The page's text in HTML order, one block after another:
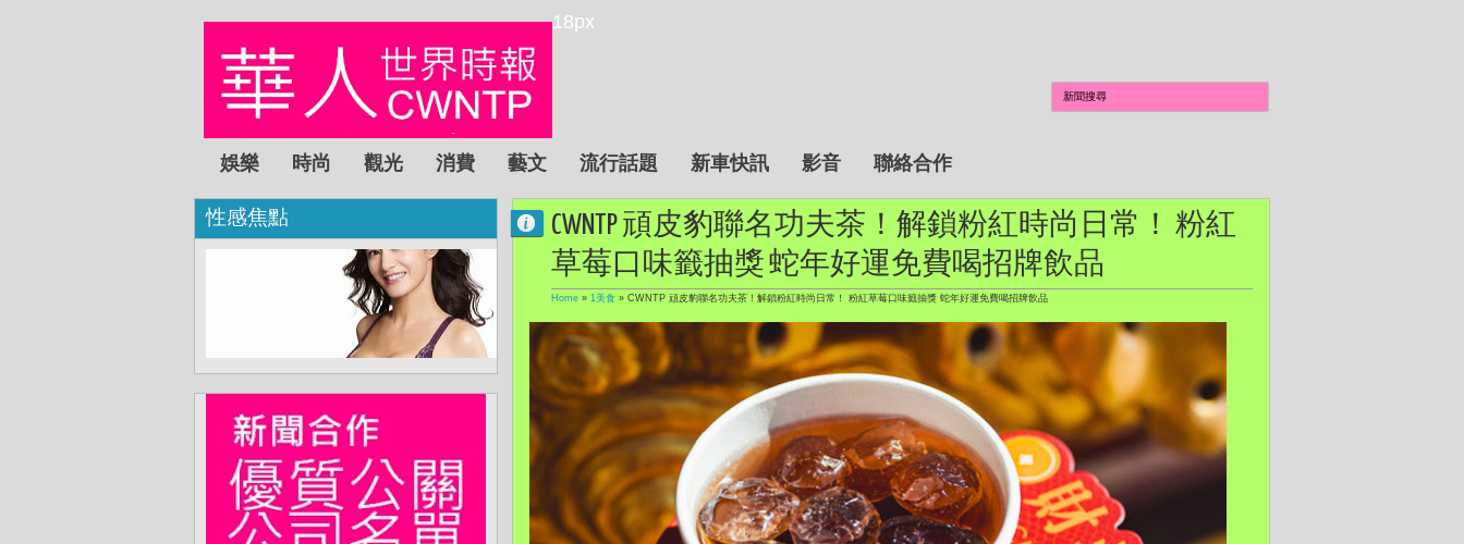
18px
娛樂 時尚 觀光 消費 藝文 流行話題 新車快訊 影音 聯絡合作
CWNTP 頑皮豹聯名功夫茶！解鎖粉紅時尚日常！ 粉紅
草莓口味籤抽獎 蛇年好運免費喝招牌飲品
Home » 1美食 » CWNTP 頑皮豹聯名功夫茶！解鎖粉紅時尚日常！ 粉紅草莓口味籤抽獎 蛇年好運免費喝招牌飲品
性感焦點